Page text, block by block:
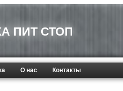
ПИТ СТОП
О нас Контакты